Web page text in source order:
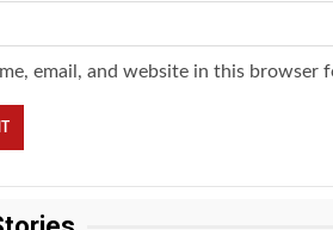
email, and website in this browser